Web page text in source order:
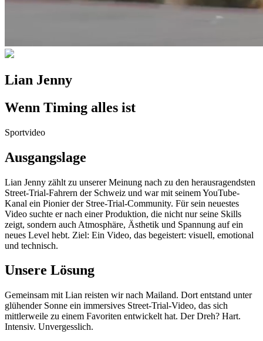
Lian Jenny
Wenn Timing alles ist
Sportvideo
Ausgangslage
Lian Jenny zählt zu unserer Meinung nach zu den herausragendsten
Street-Trial-Fahrern der Schweiz und war mit seinem YouTube-
Kanal ein Pionier der Stree-Trial-Community. Für sein neuestes
Video suchte er nach einer Produktion, die nicht nur seine Skills
zeigt, sondern auch Atmosphäre, Ästhetik und Spannung auf ein
neues Level hebt. Ziel: Ein Video, das begeistert: visuell, emotional
und technisch.
Unsere Lösung
Gemeinsam mit Lian reisten wir nach Mailand. Dort entstand unter
glühender Sonne ein immersives Street-Trial-Video, das sich
mittlerweile zu einem Favoriten entwickelt hat. Der Dreh? Hart.
Intensiv. Unvergesslich.